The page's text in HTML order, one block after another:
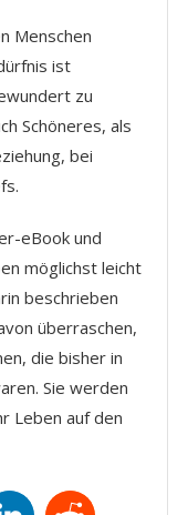
Menschen
ist
zu
Schöneres, als
bei
eBook und
möglichst leicht
beschrieben
überraschen,
die bisher in
Sie werden
Leben auf den